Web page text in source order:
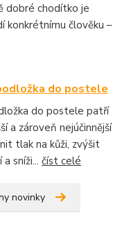
dobré chodítko je
konkrétnímu člověku –
do postele
do postele patří
a zároveň nejúčinnější
tlak na kůži, zvýšit
sníži... číst celé
novinky